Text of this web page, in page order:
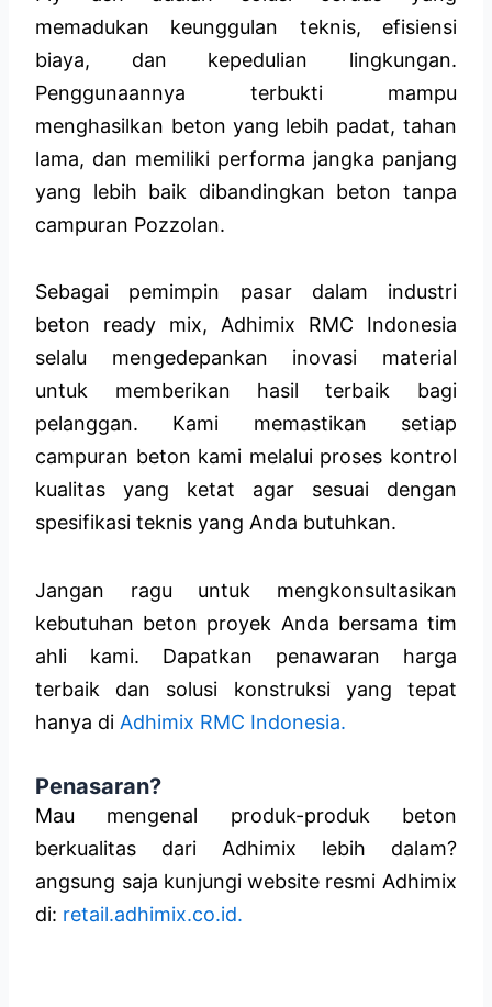
memadukan keunggulan teknis, efisiensi
biaya, dan kepedulian lingkungan.
Penggunaannya terbukti mampu
menghasilkan beton yang lebih padat, tahan
lama, dan memiliki performa jangka panjang
yang lebih baik dibandingkan beton tanpa
campuran Pozzolan.
Sebagai pemimpin pasar dalam industri
beton ready mix, Adhimix RMC Indonesia
selalu mengedepankan inovasi material
untuk memberikan hasil terbaik bagi
pelanggan. Kami memastikan setiap
campuran beton kami melalui proses kontrol
kualitas yang ketat agar sesuai dengan
spesifikasi teknis yang Anda butuhkan.
Jangan ragu untuk mengkonsultasikan
kebutuhan beton proyek Anda bersama tim
ahli kami. Dapatkan penawaran harga
terbaik dan solusi konstruksi yang tepat
hanya di Adhimix RMC Indonesia.
Penasaran?
Mau mengenal produk-produk beton
berkualitas dari Adhimix lebih dalam?
angsung saja kunjungi website resmi Adhimix
di: retail.adhimix.co.id.